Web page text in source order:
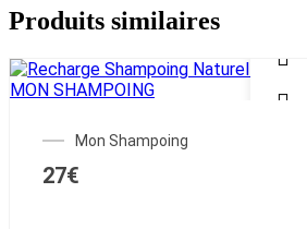
Produits similaires
Mon Shampoing
27€